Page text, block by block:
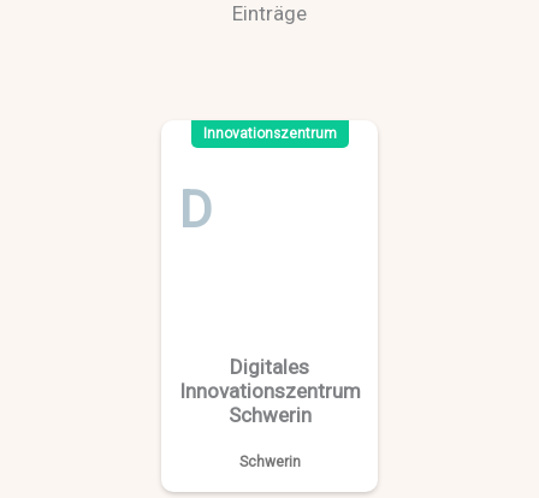
Einträge
Innovationszentrum
D
Digitales
Innovationszentrum
Schwerin
Schwerin